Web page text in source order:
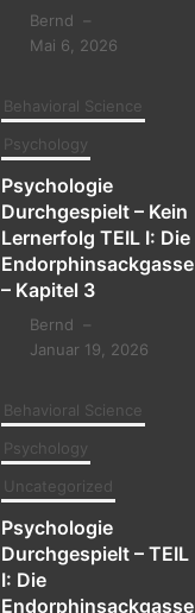
Bernd –
Mai 6, 2026
Behavioral Science
Psychology
Psychologie
Durchgespielt – Kein
Lernerfolg TEIL I: Die
Endorphinsackgasse
– Kapitel 3
Bernd –
Januar 19, 2026
Behavioral Science
Psychology
Uncategorized
Psychologie
Durchgespielt – TEIL
I: Die
Endorphinsackgasse